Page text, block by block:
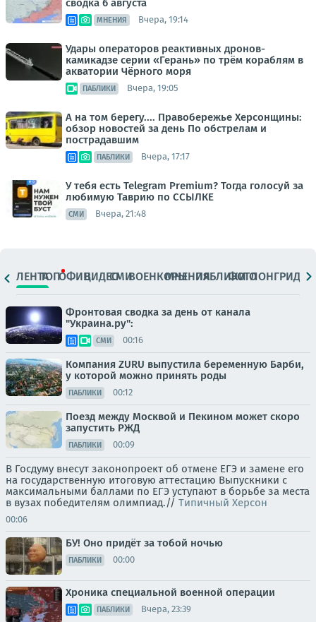
сводка 6 августа
МНЕНИЯ Вчера, 19:14
Удары операторов реактивных дронов-
камикадзе серии «Герань» по трём кораблям в
акватории Чёрного моря
ПАБЛИКИ Вчера, 19:05
А на том берегу.... Правобережье Херсонщины:
обзор новостей за день По обстрелам и
пострадавшим
ПАБЛИКИ Вчера, 17:17
У тебя есть Telegram Premium? Тогда голосуй за
любимую Таврию по ССЫЛКЕ
СМИ Вчера, 21:48
ЛЕНТАТОПОФИЦ.ВИДЕОСМИВОЕНКОРЫМНЕНИЯПАБЛИКИ
ФОТОЛОНГРИДЫ
Фронтовая сводка за день от канала
"Украина.ру":
СМИ 00:16
Компания ZURU выпустила беременную Барби,
у которой можно принять роды
ПАБЛИКИ 00:12
Поезд между Москвой и Пекином может скоро
запустить РЖД
ПАБЛИКИ 00:09
В Госдуму внесут законопроект об отмене ЕГЭ и замене его
на государственную итоговую аттестацию Выпускники с
максимальными баллами по ЕГЭ уступают в борьбе за места
в вузах победителям олимпиад.// Типичный Херсон
00:06
БУ! Оно придёт за тобой ночью
ПАБЛИКИ 00:00
Хроника специальной военной операции
ПАБЛИКИ Вчера, 23:39